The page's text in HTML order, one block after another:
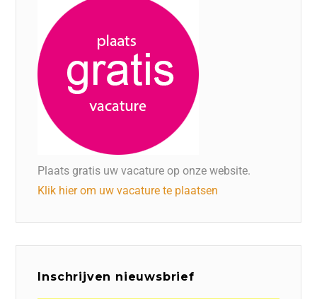
Plaats gratis uw vacature op onze website.
Klik hier om uw vacature te plaatsen
Inschrijven nieuwsbrief